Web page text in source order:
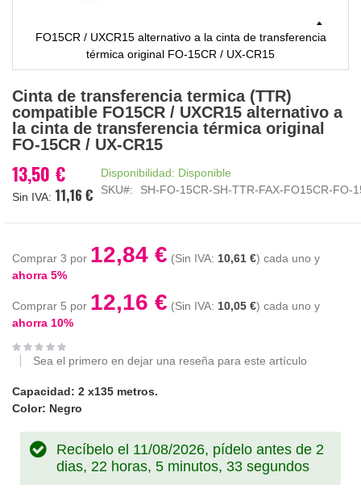
FO15CR / UXCR15 alternativo a la cinta de transferencia
térmica original FO-15CR / UX-CR15
al
comienzo
de
la
de
imágenes
Cinta de transferencia termica (TTR)
compatible FO15CR / UXCR15 alternativo a
la cinta de transferencia térmica original
FO-15CR / UX-CR15
13,50 €
11,16 €
Disponibilidad: Disponible
SKU
SH-FO-15CR-SH-TTR-FAX-FO15CR-FO-
Comprar 3 por 12,84 € 10,61 € cada uno y
ahorra 5%
Comprar 5 por 12,16 € 10,05 € cada uno y
ahorra 10%
Sea el primero en dejar una reseña para este artículo
Capacidad: 2 x135 metros.
Color: Negro
Recíbelo el 11/08/2026, pídelo antes de 2
dias, 22 horas, 5 minutos, 33 segundos